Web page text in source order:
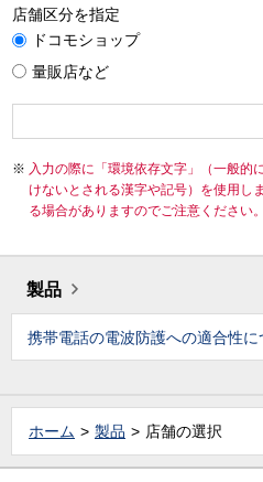
店舗区分を指定
ドコモショップ
量販店など
入力の際に「環境依存文字」（一般的
けないとされる漢字や記号）を使用し
る場合がありますのでご注意ください。
製品
携帯電話の電波防護への適合性に
ホーム 製品 店舗の選択